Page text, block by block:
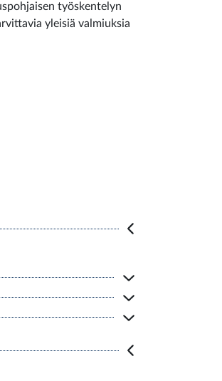
työskentelyn
yleisiä valmiuksia